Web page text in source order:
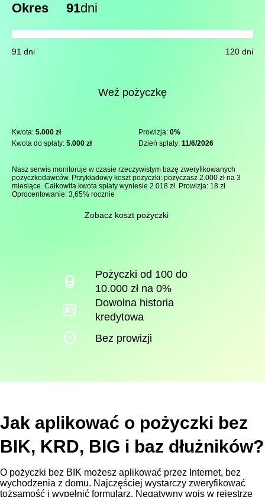
Okres 91dni
91 dni 120 dni
Weź pożyczkę
Kwota: 5.000 zł Prowizja: 0%
Kwota do spłaty: 5.000 zł Dzień spłaty: 11/6/2026
Nasz serwis monitoruje w czasie rzeczywistym bazę zweryfikowanych
pożyczkodawców. Przykładowy koszt pożyczki: pożyczasz 2.000 zł na 3
miesiące. Całkowita kwota spłaty wyniesie 2.018 zł. Prowizja: 18 zł
Oprocentowanie: 3,65% rocznie
Zobacz koszt pożyczki
Pożyczki od 100 do
10.000 zł na 0%
Dowolna historia
kredytowa
Bez prowizji
Jak aplikować o pożyczki bez
BIK, KRD, BIG i baz dłużników?
O pożyczki bez BIK możesz aplikować przez Internet, bez
wychodzenia z domu. Najczęściej wystarczy zweryfikować
tożsamość i wypełnić formularz. Negatywny wpis w rejestrze